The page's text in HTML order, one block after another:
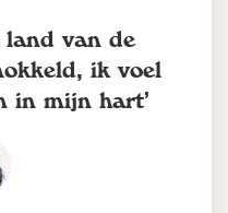
land van de
ik voel
in mijn hart’